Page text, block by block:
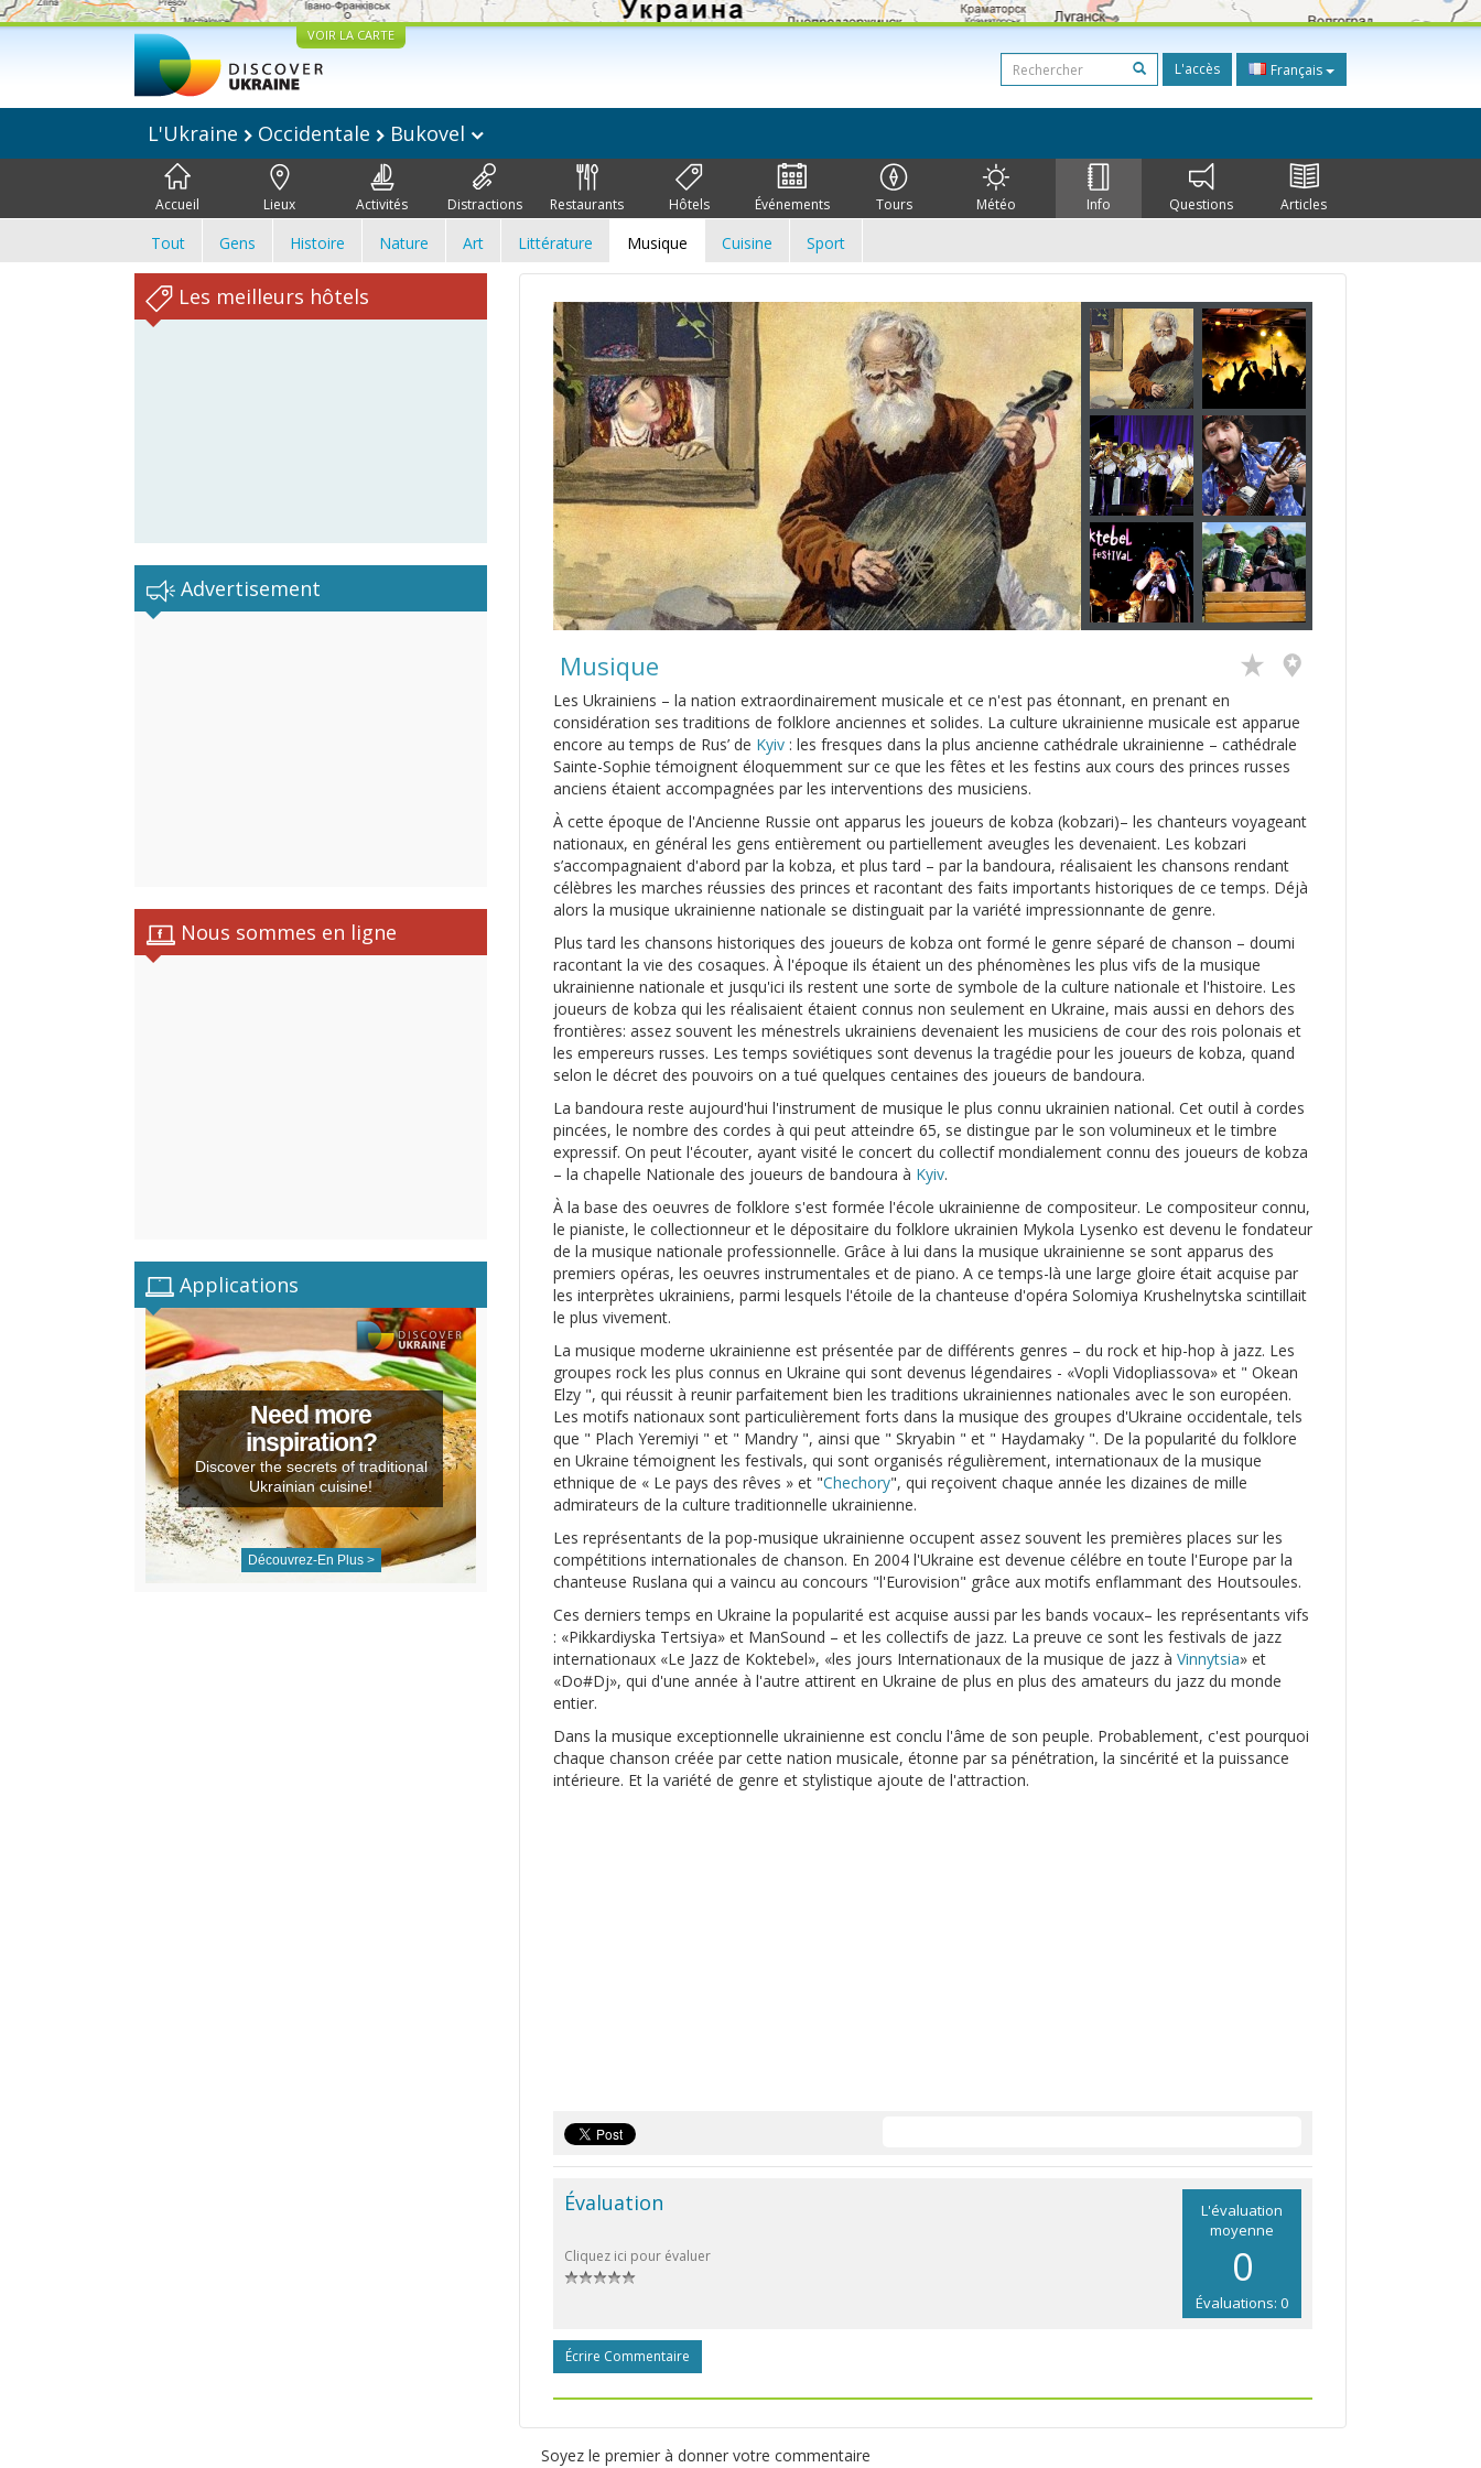
VOIR LA CARTE
L'accès Français
L'Ukraine Occidentale Bukovel
Accueil Lieux Activités Distractions Restaurants Hôtels Événements Tours Météo Info Questions Articles
Tout Gens Histoire Nature Art Littérature Musique Cuisine Sport
Les meilleurs hôtels
Advertisement
Nous sommes en ligne
Applications
Need more
inspiration?
Discover the secrets of traditional
Ukrainian cuisine!
Découvrez-En Plus >
Musique
Les Ukrainiens – la nation extraordinairement musicale et ce n'est pas étonnant, en prenant en
considération ses traditions de folklore anciennes et solides. La culture ukrainienne musicale est apparue
encore au temps de Rus’ de Kyiv : les fresques dans la plus ancienne cathédrale ukrainienne – cathédrale
Sainte-Sophie témoignent éloquemment sur ce que les fêtes et les festins aux cours des princes russes
anciens étaient accompagnées par les interventions des musiciens.
À cette époque de l'Ancienne Russie ont apparus les joueurs de kobza (kobzari)– les chanteurs voyageant
nationaux, en général les gens entièrement ou partiellement aveugles les devenaient. Les kobzari
s’accompagnaient d'abord par la kobza, et plus tard – par la bandoura, réalisaient les chansons rendant
célèbres les marches réussies des princes et racontant des faits importants historiques de ce temps. Déjà
alors la musique ukrainienne nationale se distinguait par la variété impressionnante de genre.
Plus tard les chansons historiques des joueurs de kobza ont formé le genre séparé de chanson – doumi
racontant la vie des cosaques. À l'époque ils étaient un des phénomènes les plus vifs de la musique
ukrainienne nationale et jusqu'ici ils restent une sorte de symbole de la culture nationale et l'histoire. Les
joueurs de kobza qui les réalisaient étaient connus non seulement en Ukraine, mais aussi en dehors des
frontières: assez souvent les ménestrels ukrainiens devenaient les musiciens de cour des rois polonais et
les empereurs russes. Les temps soviétiques sont devenus la tragédie pour les joueurs de kobza, quand
selon le décret des pouvoirs on a tué quelques centaines des joueurs de bandoura.
La bandoura reste aujourd'hui l'instrument de musique le plus connu ukrainien national. Cet outil à cordes
pincées, le nombre des cordes à qui peut atteindre 65, se distingue par le son volumineux et le timbre
expressif. On peut l'écouter, ayant visité le concert du collectif mondialement connu des joueurs de kobza
– la chapelle Nationale des joueurs de bandoura à Kyiv.
À la base des oeuvres de folklore s'est formée l'école ukrainienne de compositeur. Le compositeur connu,
le pianiste, le collectionneur et le dépositaire du folklore ukrainien Mykola Lysenko est devenu le fondateur
de la musique nationale professionnelle. Grâce à lui dans la musique ukrainienne se sont apparus des
premiers opéras, les oeuvres instrumentales et de piano. A ce temps-là une large gloire était acquise par
les interprètes ukrainiens, parmi lesquels l'étoile de la chanteuse d'opéra Solomiya Krushelnytska scintillait
le plus vivement.
La musique moderne ukrainienne est présentée par de différents genres – du rock et hip-hop à jazz. Les
groupes rock les plus connus en Ukraine qui sont devenus légendaires - «Vopli Vidopliassova» et " Okean
Elzy ", qui réussit à reunir parfaitement bien les traditions ukrainiennes nationales avec le son européen.
Les motifs nationaux sont particulièrement forts dans la musique des groupes d'Ukraine occidentale, tels
que " Plach Yeremiyi " et " Mandry ", ainsi que " Skryabin " et " Haydamaky ". De la popularité du folklore
en Ukraine témoignent les festivals, qui sont organisés régulièrement, internationaux de la musique
ethnique de « Le pays des rêves » et "Chechory", qui reçoivent chaque année les dizaines de mille
admirateurs de la culture traditionnelle ukrainienne.
Les représentants de la pop-musique ukrainienne occupent assez souvent les premières places sur les
compétitions internationales de chanson. En 2004 l'Ukraine est devenue célébre en toute l'Europe par la
chanteuse Ruslana qui a vaincu au concours "l'Eurovision" grâce aux motifs enflammant des Houtsoules.
Ces derniers temps en Ukraine la popularité est acquise aussi par les bands vocaux– les représentants vifs
: «Pikkardiyska Tertsiya» et ManSound – et les collectifs de jazz. La preuve ce sont les festivals de jazz
internationaux «Le Jazz de Koktebel», «les jours Internationaux de la musique de jazz à Vinnytsia» et
«Do#Dj», qui d'une année à l'autre attirent en Ukraine de plus en plus des amateurs du jazz du monde
entier.
Dans la musique exceptionnelle ukrainienne est conclu l'âme de son peuple. Probablement, c'est pourquoi
chaque chanson créée par cette nation musicale, étonne par sa pénétration, la sincérité et la puissance
intérieure. Et la variété de genre et stylistique ajoute de l'attraction.
L'évaluation
moyenne
0
Évaluations: 0
Évaluation
Cliquez ici pour évaluer
Écrire Commentaire
Soyez le premier à donner votre commentaire